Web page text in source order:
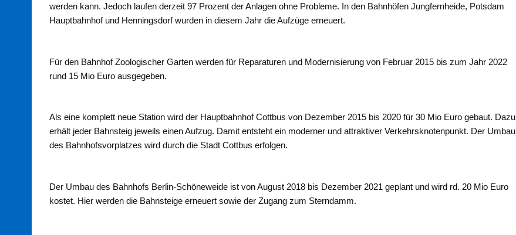
werden kann. Jedoch laufen derzeit 97 Prozent der Anlagen ohne Probleme. In den Bahnhöfen Jungfernheide, Potsdam
Hauptbahnhof und Henningsdorf wurden in diesem Jahr die Aufzüge erneuert.
Für den Bahnhof Zoologischer Garten werden für Reparaturen und Modernisierung von Februar 2015 bis zum Jahr 2022
rund 15 Mio Euro ausgegeben.
Als eine komplett neue Station wird der Hauptbahnhof Cottbus von Dezember 2015 bis 2020 für 30 Mio Euro gebaut. Dazu
erhält jeder Bahnsteig jeweils einen Aufzug. Damit entsteht ein moderner und attraktiver Verkehrsknotenpunkt. Der Umbau
des Bahnhofsvorplatzes wird durch die Stadt Cottbus erfolgen.
Der Umbau des Bahnhofs Berlin-Schöneweide ist von August 2018 bis Dezember 2021 geplant und wird rd. 20 Mio Euro
kostet. Hier werden die Bahnsteige erneuert sowie der Zugang zum Sterndamm.